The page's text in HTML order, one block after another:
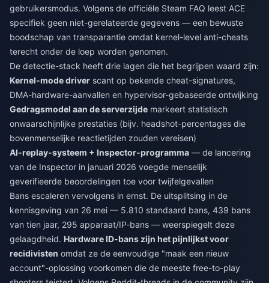
gebruikersmodus. Volgens de officiële Steam FAQ leest ACE
specifiek geen niet-gerelateerde gegevens — een bewuste
boodschap van transparantie omdat kernel-level anti-cheats
terecht onder de loep worden genomen.
De detectie-stack heeft drie lagen die het begrijpen waard zijn:
Kernel-mode driver scant op bekende cheat-signatures,
DMA-hardware-aanvallen en hypervisor-gebaseerde ontwijking
Gedragsmodel aan de serverzijde markeert statistisch
onwaarschijnlijke prestaties (bijv. headshot-percentages die
bovenmenselijke reactietijden zouden vereisen)
AI-replay-systeem + Inspector-programma — de lancering
van de Inspector in januari 2026 voegde menselijk
geverifieerde beoordelingen toe voor twijfelgevallen
Bans escaleren vervolgens in ernst. De uitsplitsing in de
kennisgeving van 26 mei — 5.810 standaard bans, 439 bans
van tien jaar, 295 apparaat/IP-bans — weerspiegelt deze
gelaagdheid. Hardware ID-bans zijn het pijnlijkst voor
recidivisten omdat ze de eenvoudige "maak een nieuw
account"-oplossing voorkomen die de meeste free-to-play